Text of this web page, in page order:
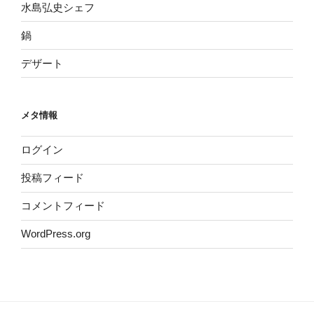
水島弘史シェフ
鍋
デザート
メタ情報
ログイン
投稿フィード
コメントフィード
WordPress.org